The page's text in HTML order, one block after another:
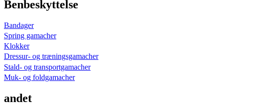
Benbeskyttelse
Bandager
Spring gamacher
Klokker
Dressur- og træningsgamacher
Stald- og transportgamacher
Muk- og foldgamacher
andet